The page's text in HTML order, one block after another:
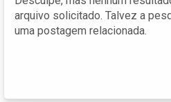
arquivo solicitado. Talvez a
uma postagem relacionada.